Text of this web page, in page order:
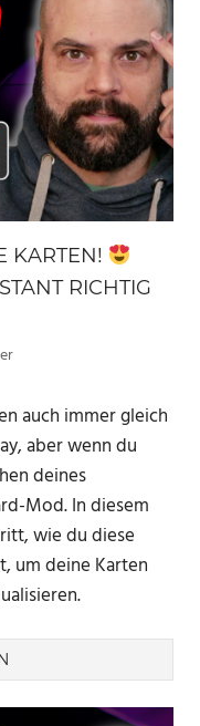
KARTEN!
RICHTIG
auch immer gleich
aber wenn du
deines
Mod. In diesem
wie du diese
um deine Karten